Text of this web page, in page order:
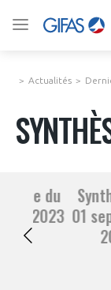
SYNTHÈSE DE
Actualités
du
31 août 2023 01
VOUS
Avez-